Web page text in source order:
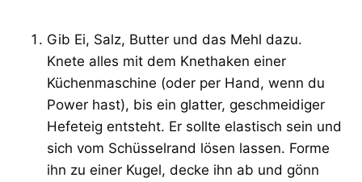
Gib Ei, Salz, Butter und das Mehl dazu.
Knete alles mit dem Knethaken einer
Küchenmaschine (oder per Hand, wenn du
Power hast), bis ein glatter, geschmeidiger
Hefeteig entsteht. Er sollte elastisch sein und
sich vom Schüsselrand lösen lassen. Forme
ihn zu einer Kugel, decke ihn ab und gönn